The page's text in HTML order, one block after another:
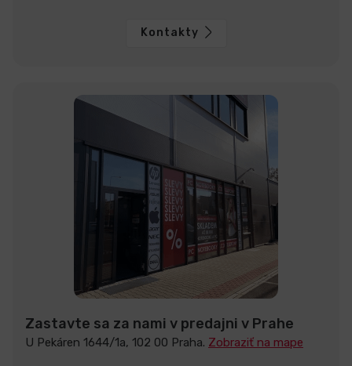
Kontakty
Zastavte sa za nami v predajni v Prahe
U Pekáren 1644/1a, 102 00 Praha. Zobraziť na mape